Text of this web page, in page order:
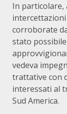
In particolare,
corroborate
stato
vedeva
trattative con
interessati al
Sud America.